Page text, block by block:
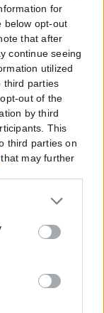
for
below opt-out
that after
continue seeing
utilized
third parties
out of the
by third
This
third parties on
that may further
or more Google
You may
its third-party
in below
Βιέννη ο
και
προορισμό τη
φετινής
πρωί της Τρίτης ...